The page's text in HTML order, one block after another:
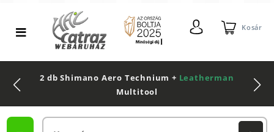
Kosár
2 db Shimano Aero Technium + Leatherman
Multitool